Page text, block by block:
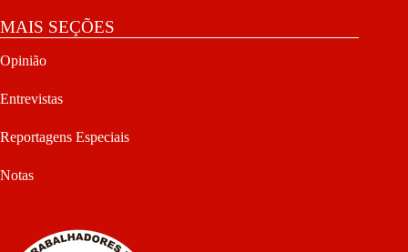
MAIS SEÇÕES
Opinião
Entrevistas
Reportagens Especiais
Notas